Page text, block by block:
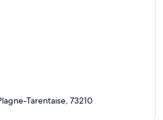
Tarentaise, 73210